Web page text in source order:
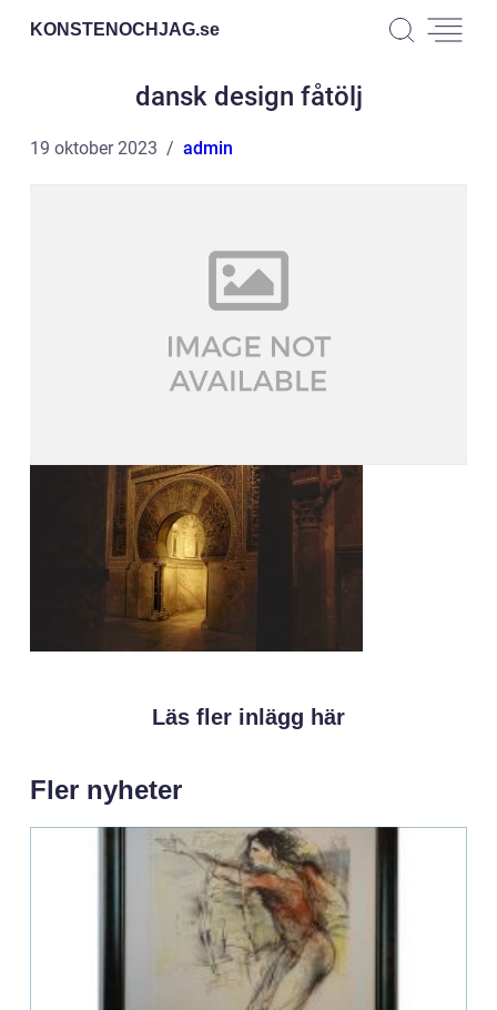
KONSTENOCHJAG.se
dansk design fåtölj
19 oktober 2023 admin
Läs fler inlägg här
Fler nyheter